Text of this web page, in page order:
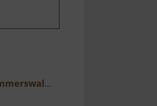
Flugzeug Cämmerswalde